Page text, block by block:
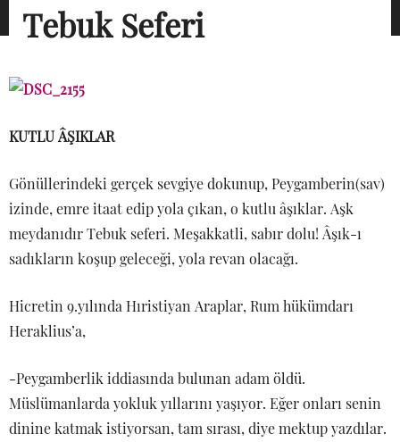
Tebuk Seferi
KUTLU ÂŞIKLAR
Gönüllerindeki gerçek sevgiye dokunup, Peygamberin(sav)
izinde, emre itaat edip yola çıkan, o kutlu âşıklar. Aşk
meydanıdır Tebuk seferi. Meşakkatli, sabır dolu! Âşık-ı
sadıkların koşup geleceği, yola revan olacağı.
Hicretin 9.yılında Hıristiyan Araplar, Rum hükümdarı
Heraklius’a,
-Peygamberlik iddiasında bulunan adam öldü.
Müslümanlarda yokluk yıllarını yaşıyor. Eğer onları senin
dinine katmak istiyorsan, tam sırası, diye mektup yazdılar.